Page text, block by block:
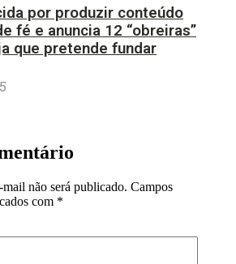
por produzir conteúdo
fé e anuncia 12 “obreiras”
que pretende fundar
não será publicado. Campos
com *